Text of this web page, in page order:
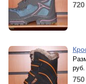
720
руб.
750